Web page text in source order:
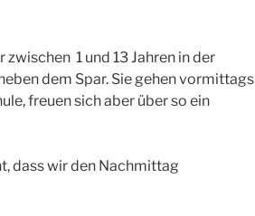
1 und 13 Jahren in der
dem Spar. Sie gehen vormittags
freuen sich aber über so ein
dass wir den Nachmittag